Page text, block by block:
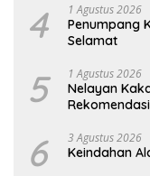
4 1 Agustus 2026
Penumpang
Selamat
5 1 Agustus 2026
Nelayan
6 3 Agustus 2026
Keindahan